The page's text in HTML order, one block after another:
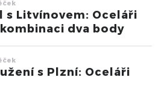
s Litvínovem: Oceláři
dva body
s Plzní: Oceláři